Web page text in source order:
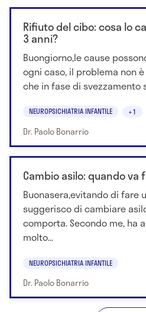
Rifiuto del cibo: cosa lo
3 anni?
Buongiorno,le cause
ogni caso, il problema non
che in fase di svezzamento
NEUROPSICHIATRIA INFANTILE +1
Dr. Paolo Bonarrio
Cambio asilo: quando va
Buonasera,evitando di fare
suggerisco di cambiare
comporta. Secondo me, ha
molto...
NEUROPSICHIATRIA INFANTILE
Dr. Paolo Bonarrio